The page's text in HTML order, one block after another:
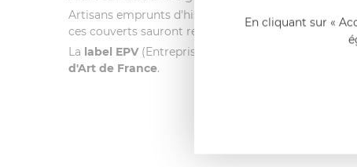
Artisans emprunts d'histoire, ils conçoivent des
ces couverts sauront rendre vos tables luxueuses
La label EPV(Entreprise du Patrimoine Vivant) leur
d'Art de France.
En cliquant sur «